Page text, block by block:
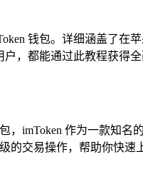
钱包。详细涵盖了在
，都能通过此教程获得
imToken 作为一款知
交易操作，帮助你快速